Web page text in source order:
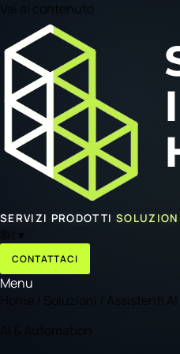
Vai al contenuto
SERVIZI PRODOTTI
🌐it ▾
CONTATTACI
Menu
Home / Soluzioni / Assistenti AI